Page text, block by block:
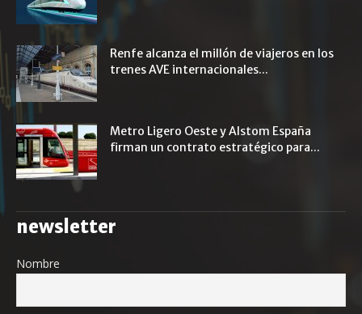
Renfe alcanza el millón de viajeros en los
trenes AVE internacionales...
Metro Ligero Oeste y Alstom España
firman un contrato estratégico para...
newsletter
Nombre